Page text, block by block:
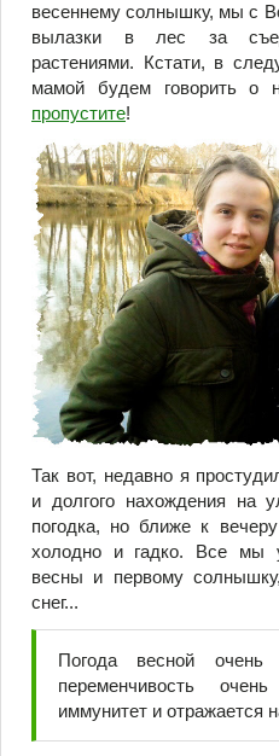
весеннему солнышку, мы с
вылазки в лес за
растениями. Кстати, в
мамой будем говорить о
пропустите!
Так вот, недавно я
и долгого нахождения на
погодка, но ближе к
холодно и гадко. Все мы
весны и первому
снег...
Погода весной
переменчивость
иммунитет и отражается